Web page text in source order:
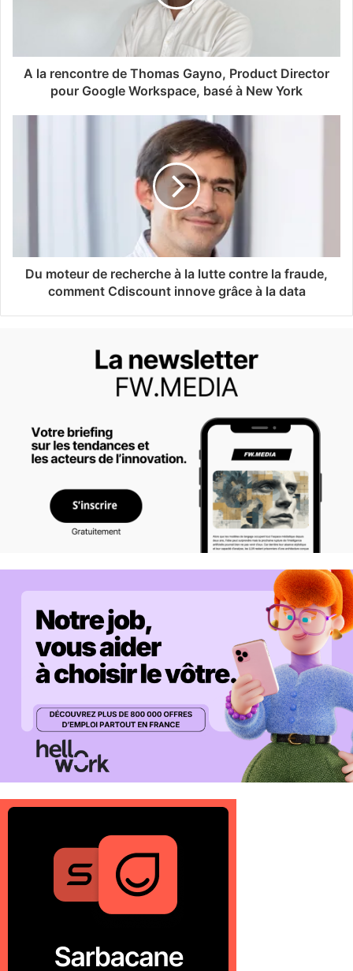
A la rencontre de Thomas Gayno, Product Director
pour Google Workspace, basé à New York
Du moteur de recherche à la lutte contre la fraude,
comment Cdiscount innove grâce à la data